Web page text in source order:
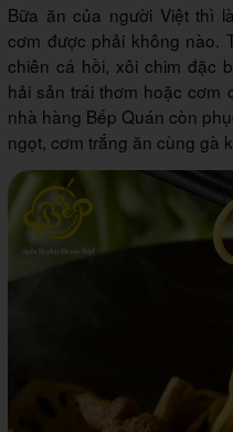
Bữa ăn của người Việt thì
cơm được phải không nào.
chiên cá hồi, xôi chim đặc
hải sản trái thơm hoặc
nhà hàng Bếp Quán còn
ngọt, cơm trắng ăn cùng gà